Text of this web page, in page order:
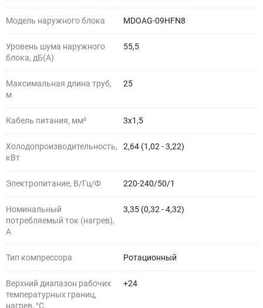
Модель наружного блока MDOAG-09HFN8
Уровень шума наружного
блока, дБ(А)
55,5
Максимальная длина труб,
м
25
Кабель питания, мм² 3x1,5
Холодопроизводительность,
кВт
2,64 (1,02 - 3,22)
Электропитание, В/Гц/Ф 220-240/50/1
Номинальный
потребляемый ток (нагрев),
А
3,35 (0,32 - 4,32)
Тип компрессора Ротационный
Верхний диапазон рабочих
температурных границ,
нагрев, °C
+24